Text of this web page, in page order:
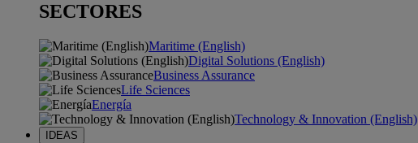
SECTORES
Maritime (English)
Digital Solutions (English)
Business Assurance
Life Sciences
Energía
Technology & Innovation (English)
IDEAS